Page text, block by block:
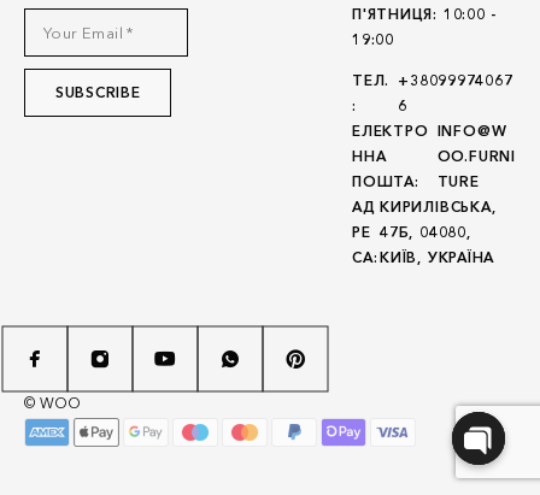
П'ЯТНИЦЯ: 10:00 -
19:00
ТЕЛ.
:
+38099974067
6
ЕЛЕКТРО
ННА
ПОШТА:
INFO@W
OO.FURNI
TURE
АД
РЕ
СА:
КИРИЛІВСЬКА,
47Б, 04080,
КИЇВ, УКРАЇНА
© WOO
O